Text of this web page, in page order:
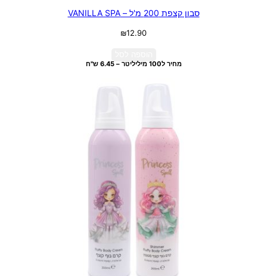
סבון קצפת 200 מ'ל – VANILLA SPA
₪12.90
מחיר ל100 מיליליטר – 6.45 ש"ח